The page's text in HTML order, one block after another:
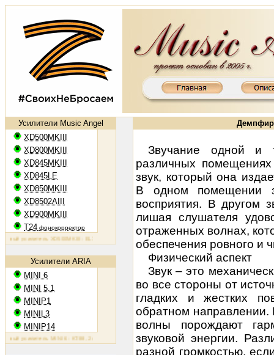
Усилители Music Angel
XD500MKIII
XD800MKIII
XD845MKIII
XD845LE
XD850MKIII
XD8502AIII
XD900MKIII
T24 фонокорректор
усилитель XD500MKIII: EL34, 2х50 Вт Ламповый усилитель XD800MKIII: KT88, 2х65 Вт
Усилители ARIA
MINI 6
MINI 5.1
MINIP1
MINIL3
MINIP14
усилитель MINI 6: KT88, 2х60 Вт Ламповый усилитель MINIP1: 6AQ5, 2х10 Вт Ламповый
Звучание одной и
различных
звук, который она
В одном помещении
восприятия. В другом
лишая слушателя
отраженных волнах,
обеспечения ровного и
Физический аспект
Звук – это
во все стороны от
гладких и жестких
обратном
волны порождают
звуковой энергии.
разной громкостью,